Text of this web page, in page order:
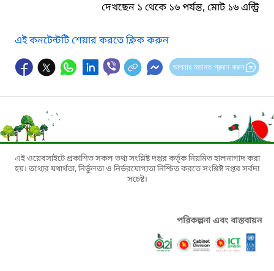
দেখছেন ১ থেকে ১৬ পর্যন্ত, মোট ১৬ এন্ট্রি
এই কনটেন্টটি শেয়ার করতে ক্লিক করুন
আপনার মতামত প্রদান করুন
এই ওয়েবসাইটে প্রকাশিত সকল তথ্য সংশ্লিষ্ট দপ্তর কর্তৃক নিয়মিত হালনাগাদ করা
হয়। তথ্যের যথার্থতা, নির্ভুলতা ও নির্ভরযোগ্যতা নিশ্চিত করতে সংশ্লিষ্ট দপ্তর সর্বদা
সচেষ্ট।
পরিকল্পনা এবং বাস্তবায়ন